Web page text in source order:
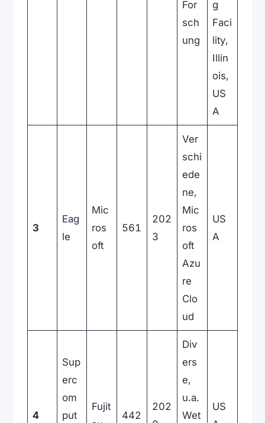
For
sch
ung
g
Faci
lity,
Illin
ois,
US
A
3
Eag
le
Mic
ros
oft
561
202
3
Ver
schi
ede
ne,
Mic
ros
oft
Azu
re
Clo
ud
US
A
4
Sup
erc
om
put
Fujit
442
202
Div
ers
e,
u.a.
Wet
US